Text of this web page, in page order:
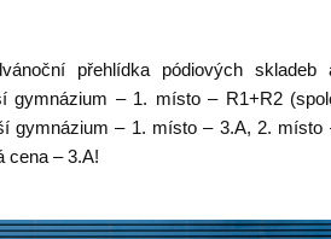
přehlídka pódiových
gymnázium – 1. místo – R1+R2
gymnázium – 1. místo – 3.A, 2.
cena – 3.A!